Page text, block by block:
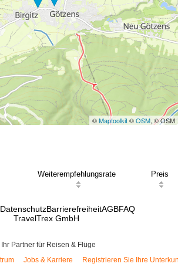
©Maptoolkit©OSM, © OSM
Weiterempfehlungsrate Preis
DatenschutzBarrierefreiheitAGBFAQ
TravelTrex GmbH